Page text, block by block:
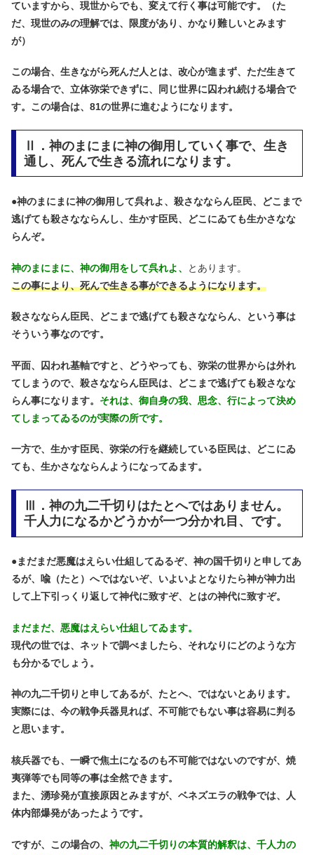
ていますから、現世からでも、変えて行く事は可能です。（た
だ、現世のみの理解では、限度があり、かなり難しいとみます
が）
この場合、生きながら死んだ人とは、改心が進まず、ただ生きて
ゐる場合で、立体弥栄できずに、同じ世界に囚われ続ける場合で
す。この場合は、81の世界に進むようになります。
Ⅱ．神のまにまに神の御用していく事で、生き
通し、死んで生きる流れになります。
●神のまにまに神の御用して呉れよ、殺さなならん臣民、どこまで
逃げても殺さなならんし、生かす臣民、どこにゐても生かさなな
らんぞ。
神のまにまに、神の御用をして呉れよ、
とあります。
この事により、死んで生きる事ができるようになります。
殺さなならん臣民、どこまで逃げても殺さなならん、という事は
そういう事なのです。
平面、囚われ基軸ですと、どうやっても、弥栄の世界からは外れ
てしまうので、殺さなならん臣民は、どこまで逃げても殺さなな
らん事になります。 それは、御自身の我、思念、行によって決め
てしまってゐるのが実際の所です。
一方で、生かす臣民、弥栄の行を継続している臣民は、どこにゐ
ても、生かさなならんようになってゐます。
Ⅲ．神の九二千切りはたとへではありません。
千人力になるかどうかが一つ分かれ目、です。
●まだまだ悪魔はえらい仕組してゐるぞ、神の国千切りと申してあ
るが、喩（たと）へではないぞ、いよいよとなりたら神が神力出
して上下引っくり返して神代に致すぞ、とはの神代に致すぞ。
まだまだ、悪魔はえらい仕組してゐます。
現代の世では、ネットで調べましたら、それなりにどのような方
も分かるでしょう。
神の九二千切りと申してあるが、たとへ、ではないとあります。
実際には、今の戦争兵器見れば、不可能でもない事は容易に判る
と思います。
核兵器でも、一瞬で焦土になるのも不可能ではないのですが、焼
夷弾等でも同等の事は全然できます。
また、湧珍発が直接原因とみますが、ベネズエラの戦争では、人
体内部爆発があったようです。
ですが、この場合の、 神の九二千切りの本質的解釈は、千人力の